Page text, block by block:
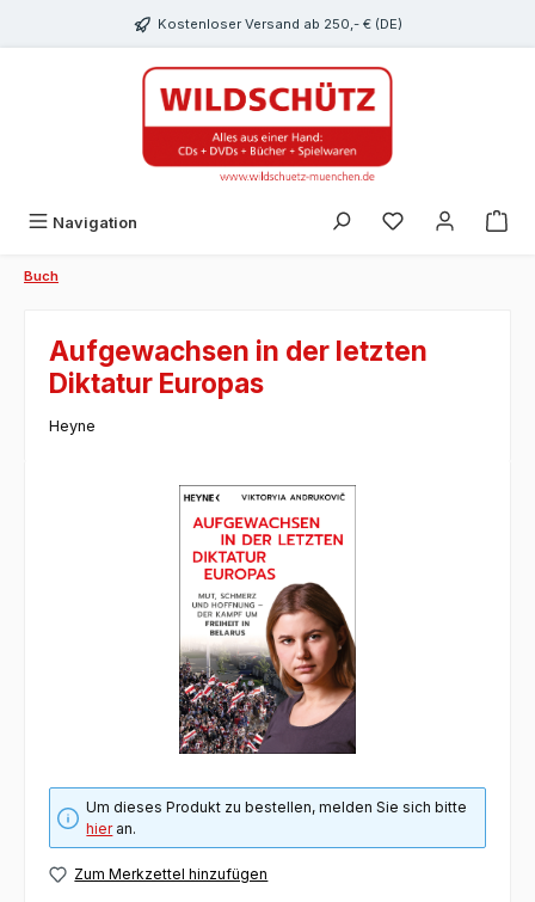
Kostenloser Versand ab 250,- € (DE)
Navigation Du hast 0
Buch
Aufgewachsen in der letzten
Diktatur Europas
Heyne
Bildergalerie überspringen
Um dieses Produkt zu bestellen, melden Sie sich bitte
hieran.
Zum Merkzettel hinzufügen